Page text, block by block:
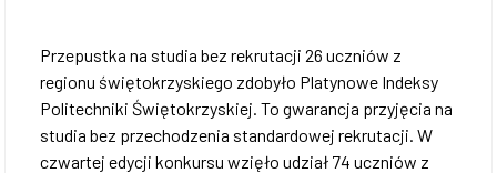
Przepustka na studia bez rekrutacji 26 uczniów z
regionu świętokrzyskiego zdobyło Platynowe Indeksy
Politechniki Świętokrzyskiej. To gwarancja przyjęcia na
studia bez przechodzenia standardowej rekrutacji. W
czwartej edycji konkursu wzięło udział 74 uczniów z